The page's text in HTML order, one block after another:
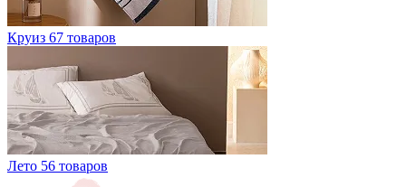
Круиз 67 товаров
Лето 56 товаров